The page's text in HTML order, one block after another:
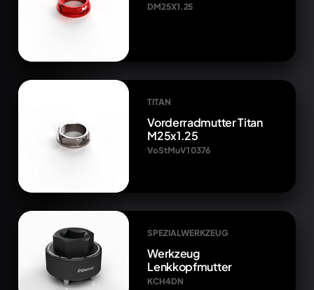
DM25X1.25
TITAN
Vorderradmutter Titan
M25x1.25
VoStMuV1 0376
SPEZIALWERKZEUG
Werkzeug
Lenkkopfmutter
KCH4DN